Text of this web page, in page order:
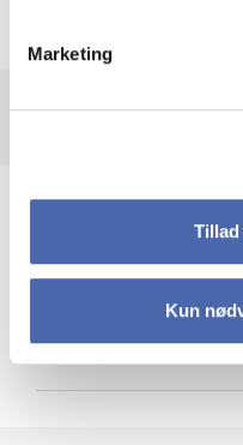
Marketing
Tillad
Kun
Cybersikkerhed